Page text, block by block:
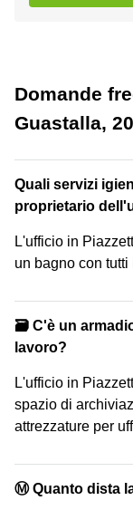
Domande
Guastalla,
Quali servizi
proprietario
L'ufficio in
un bagno con
🗃️ C'è un
lavoro?
L'ufficio in
spazio di
attrezzature per
Ⓜ️ Quanto dista